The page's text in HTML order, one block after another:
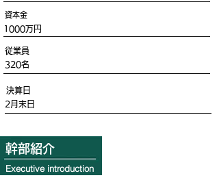
資本金
1000万円
従業員
320名
決算日
2月末日
役員紹介
​幹部紹介
Executive introduction